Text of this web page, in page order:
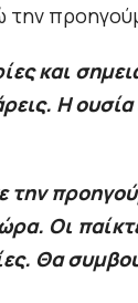
την
και
Η ουσία
την
Οι
Θα